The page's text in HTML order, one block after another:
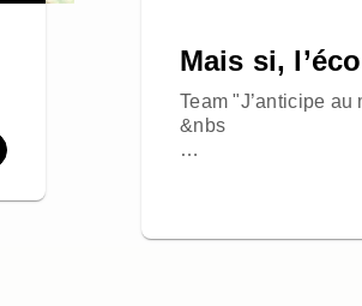
Mais si,
Team "J’anticipe
&nbs
…